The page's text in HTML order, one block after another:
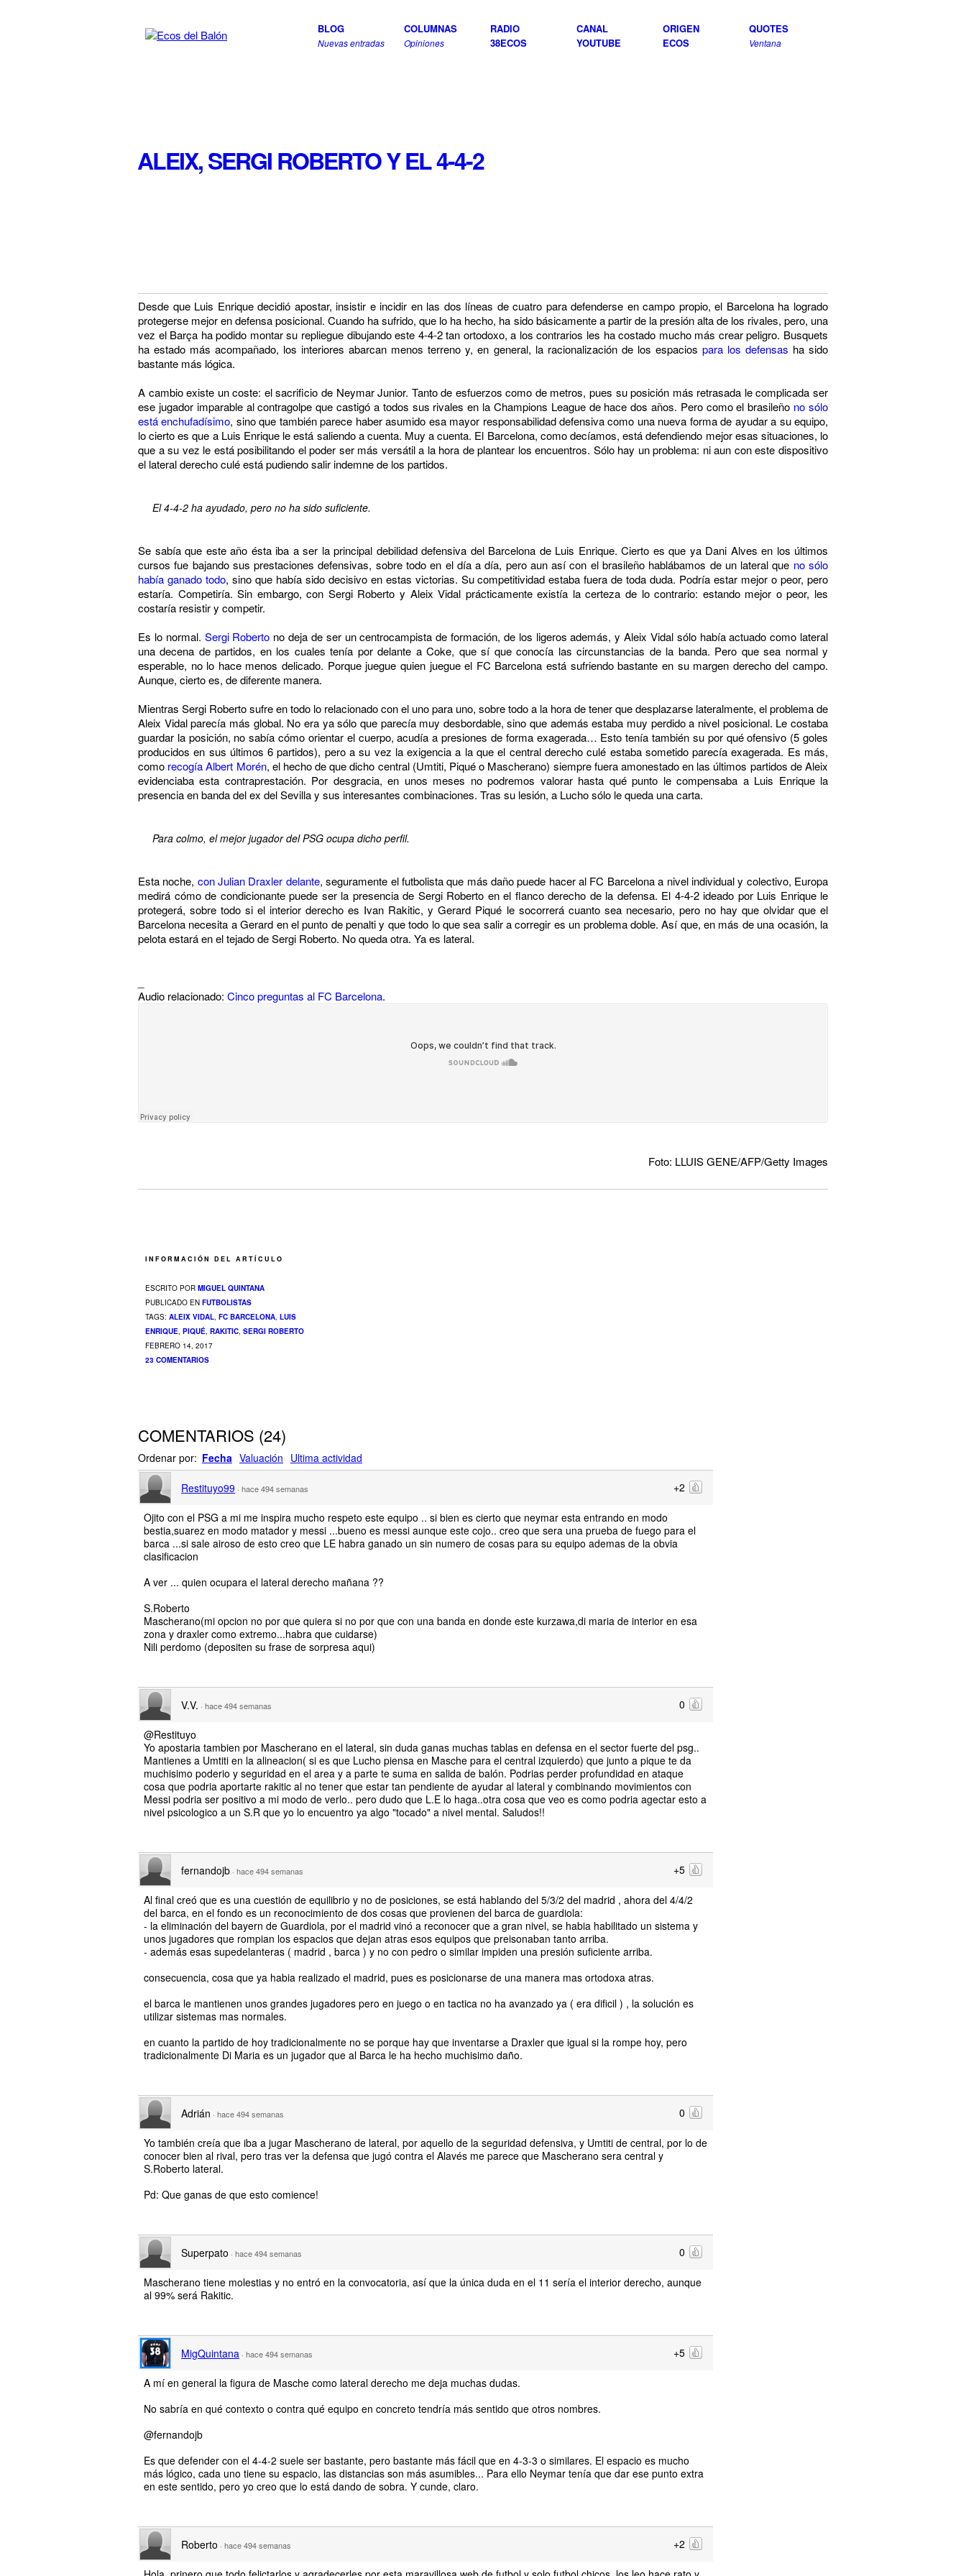
BLOG
Nuevas entradas
COLUMNAS
Opiniones
RADIO
38ECOS
CANAL
YOUTUBE
ORIGEN
ECOS
QUOTES
Ventana
ALEIX, SERGI ROBERTO Y EL 4-4-2
Desde que Luis Enrique decidió apostar, insistir e incidir en las dos líneas de cuatro para defenderse en campo propio, el Barcelona ha logrado
protegerse mejor en defensa posicional. Cuando ha sufrido, que lo ha hecho, ha sido básicamente a partir de la presiónalta de los rivales, pero, una
vez el Barça ha podido montar su repliegue dibujando este 4-4-2 tan ortodoxo, a los contrarios les ha costado mucho más crear peligro. Busquets
ha estado más acompañado, los interiores abarcan menos terreno y, en general, la racionalización de los espacios para los defensas ha sido
bastante más lógica.
A cambio existe un coste: el sacrificio de Neymar Junior. Tanto de esfuerzos como de metros, pues su posición más retrasada le complicada ser
ese jugador imparable al contragolpe que castigó a todos sus rivales en la Champions League de hace dos años. Pero como el brasileño no sólo
está enchufadísimo, sino que también parece haber asumido esa mayor responsabilidad defensiva como una nueva forma de ayudar a su equipo,
lo cierto es que a Luis Enrique le está saliendo a cuenta. Muy a cuenta. El Barcelona, como decíamos, está defendiendo mejor esas situaciones, lo
que a su vez le está posibilitando el poder ser más versátil a la hora de plantear los encuentros. Sólo hay un problema: ni aun con este dispositivo
el lateral derecho culé está pudiendo salir indemne de los partidos.
El 4-4-2 ha ayudado, pero no ha sido suficiente.
Se sabía que este año ésta iba a ser la principal debilidad defensiva del Barcelona de Luis Enrique. Cierto es que ya Dani Alves en los últimos
cursos fue bajando sus prestaciones defensivas, sobre todo en el día a día, pero aun así con el brasileño hablábamos de un lateral que no sólo
había ganado todo, sino que había sido decisivo en estas victorias. Su competitividad estaba fuera de toda duda. Podría estar mejor o peor, pero
estaría. Competiría. Sin embargo, con Sergi Roberto y Aleix Vidal prácticamente existía la certeza de lo contrario: estando mejor o peor, les
costaría resistir y competir.
Es lo normal. Sergi Roberto no deja de ser un centrocampista de formación, de los ligeros además, y Aleix Vidal sólo había actuado como lateral
una decena de partidos, en los cuales tenía por delante a Coke, que sí que conocía las circunstancias de la banda. Pero que sea normal y
esperable, no lo hace menos delicado. Porque juegue quien juegue el FC Barcelona está sufriendo bastante en su margen derecho del campo.
Aunque, cierto es, de diferente manera.
Mientras Sergi Roberto sufre en todo lo relacionado con el uno para uno, sobre todo a la hora de tener que desplazarse lateralmente, el problema de
Aleix Vidal parecía más global. No era ya sólo que parecía muy desbordable, sino que además estaba muy perdido a nivel posicional. Le costaba
guardar la posición, no sabía cómo orientar el cuerpo, acudía a presiones de forma exagerada… Esto tenía también su por qué ofensivo (5 goles
producidos en sus últimos 6 partidos), pero a su vez la exigencia a la que el central derecho culé estaba sometido parecía exagerada. Es más,
como recogía Albert Morén, el hecho de que dicho central (Umtiti, Piqué o Mascherano) siempre fuera amonestado en las últimos partidos de Aleix
evidenciaba esta contraprestación. Por desgracia, en unos meses no podremos valorar hasta qué punto le compensaba a Luis Enrique la
presencia en banda del ex del Sevilla y sus interesantes combinaciones. Tras su lesión, a Lucho sólo le queda una carta.
Para colmo, el mejor jugador del PSG ocupa dicho perfil.
Esta noche, con Julian Draxler delante, seguramente el futbolista que más daño puede hacer al FC Barcelona a nivel individual y colectivo, Europa
medirá cómo de condicionante puede ser la presencia de Sergi Roberto en el flanco derecho de la defensa. El 4-4-2 ideado por Luis Enrique le
protegerá, sobre todo si el interior derecho es Ivan Rakitic, y Gerard Piqué le socorrerá cuanto sea necesario, pero no hay que olvidar que el
Barcelona necesita a Gerard en el punto de penalti y que todo lo que sea salir a corregir es un problema doble. Así que, en más de una ocasión, la
pelota estará en el tejado de Sergi Roberto. No queda otra. Ya es lateral.
Audio relacionado: Cinco preguntas al FC Barcelona.
Foto: LLUIS GENE/AFP/Getty Images
INFORMACIÓN DEL ARTÍCULO
ESCRITO POR MIGUEL QUINTANA
PUBLICADO EN FUTBOLISTAS
TAGS: ALEIX VIDAL, FC BARCELONA, LUIS
ENRIQUE, PIQUÉ, RAKITIC, SERGI ROBERTO
FEBRERO 14, 2017
23 COMENTARIOS
COMENTARIOS (24)
Ordenar por: Fecha Valuación Ultima actividad
+2
Restituyo99 · hace 494 semanas
Ojito con el PSG a mi me inspira mucho respeto este equipo .. si bien es cierto que neymar esta entrando en modo
bestia,suarez en modo matador y messi ...bueno es messi aunque este cojo.. creo que sera una prueba de fuego para el
barca ...si sale airoso de esto creo que LE habra ganado un sin numero de cosas para su equipo ademas de la obvia
clasificacion
A ver ... quien ocupara el lateral derecho mañana ??
S.Roberto
Mascherano(mi opcion no por que quiera si no por que con una banda en donde este kurzawa,di maria de interior en esa
zona y draxler como extremo...habra que cuidarse)
Nili perdomo (depositen su frase de sorpresa aqui)
0
V.V. · hace 494 semanas
@Restituyo
Yo apostaria tambien por Mascherano en el lateral, sin duda ganas muchas tablas en defensa en el sector fuerte del psg..
Mantienes a Umtiti en la alineacion( si es que Lucho piensa en Masche para el central izquierdo) que junto a pique te da
muchisimo poderio y seguridad en el area y a parte te suma en salida de balón. Podrias perder profundidad en ataque
cosa que podria aportarte rakitic al no tener que estar tan pendiente de ayudar al lateral y combinando movimientos con
Messi podria ser positivo a mi modo de verlo.. pero dudo que L.E lo haga..otra cosa que veo es como podria agectar esto a
nivel psicologico a un S.R que yo lo encuentro ya algo "tocado" a nivel mental. Saludos!!
+5
fernandojb · hace 494 semanas
Al final creó que es una cuestión de equilibrio y no de posiciones, se está hablando del 5/3/2 del madrid , ahora del 4/4/2
del barca, en el fondo es un reconocimiento de dos cosas que provienen del barca de guardiola:
- la eliminación del bayern de Guardiola, por el madrid vinó a reconocer que a gran nivel, se habia habilitado un sistema y
unos jugadores que rompian los espacios que dejan atras esos equipos que preisonaban tanto arriba.
- además esas supedelanteras ( madrid , barca ) y no con pedro o similar impiden una presión suficiente arriba.
consecuencia, cosa que ya habia realizado el madrid, pues es posicionarse de una manera mas ortodoxa atras.
el barca le mantienen unos grandes jugadores pero en juego o en tactica no ha avanzado ya ( era dificil ) , la solución es
utilizar sistemas mas normales.
en cuanto la partido de hoy tradicionalmente no se porque hay que inventarse a Draxler que igual si la rompe hoy, pero
tradicionalmente Di Maria es un jugador que al Barca le ha hecho muchisimo daño.
0
Adrián · hace 494 semanas
Yo también creía que iba a jugar Mascherano de lateral, por aquello de la seguridad defensiva, y Umtiti de central, por lo de
conocer bien al rival, pero tras ver la defensa que jugó contra el Alavés me parece que Mascherano sera central y
S.Roberto lateral.
Pd: Que ganas de que esto comience!
0
Superpato · hace 494 semanas
Mascherano tiene molestias y no entró en la convocatoria, así que la única duda en el 11 sería el interior derecho, aunque
al 99% será Rakitic.
+5
MigQuintana · hace 494 semanas
A mí en general la figura de Masche como lateral derecho me deja muchas dudas.
No sabría en qué contexto o contra qué equipo en concreto tendría más sentido que otros nombres.
@fernandojb
Es que defender con el 4-4-2 suele ser bastante, pero bastante más fácil que en 4-3-3 o similares. El espacio es mucho
más lógico, cada uno tiene su espacio, las distancias son más asumibles... Para ello Neymar tenía que dar ese punto extra
en este sentido, pero yo creo que lo está dando de sobra. Y cunde, claro.
+2
Roberto · hace 494 semanas